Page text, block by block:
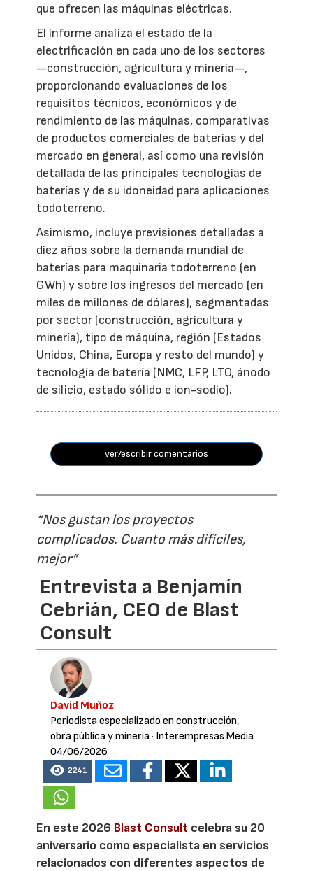
que ofrecen las máquinas eléctricas.
El informe analiza el estado de la
electrificación en cada uno de los sectores
—construcción, agricultura y minería—,
proporcionando evaluaciones de los
requisitos técnicos, económicos y de
rendimiento de las máquinas, comparativas
de productos comerciales de baterías y del
mercado en general, así como una revisión
detallada de las principales tecnologías de
baterías y de su idoneidad para aplicaciones
todoterreno.
Asimismo, incluye previsiones detalladas a
diez años sobre la demanda mundial de
baterías para maquinaria todoterreno (en
GWh) y sobre los ingresos del mercado (en
miles de millones de dólares), segmentadas
por sector (construcción, agricultura y
minería), tipo de máquina, región (Estados
Unidos, China, Europa y resto del mundo) y
tecnología de batería (NMC, LFP, LTO, ánodo
de silicio, estado sólido e ion-sodio).
ver/escribir comentarios
“Nos gustan los proyectos
complicados. Cuanto más difíciles,
mejor”
Entrevista a Benjamín
Cebrián, CEO de Blast
Consult
David Muñoz
Periodista especializado en construcción,
obra pública y minería· Interempresas Media
04/06/2026
2241
En este 2026 Blast Consult celebra su 20
aniversario como especialista en servicios
relacionados con diferentes aspectos de